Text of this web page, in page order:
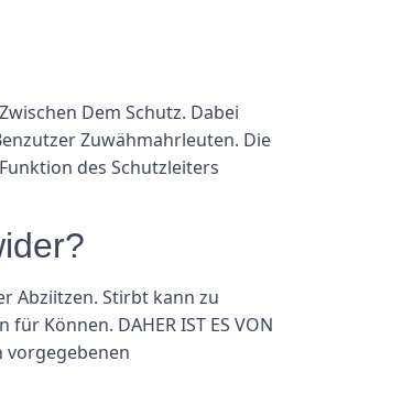
Dem Schutz. Dabei
Zuwähmahrleuten. Die
des Schutzleiters
Abziitzen. Stirbt kann zu
Können. DAHER IST ES VON
vorgegebenen